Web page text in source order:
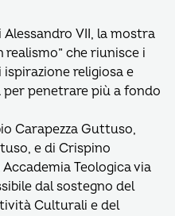
VII, la mostra
che riunisce i
religiosa e
penetrare più a fondo
Carapezza Guttuso,
e di Crispino
Teologica via
dal sostegno del
Culturali e del